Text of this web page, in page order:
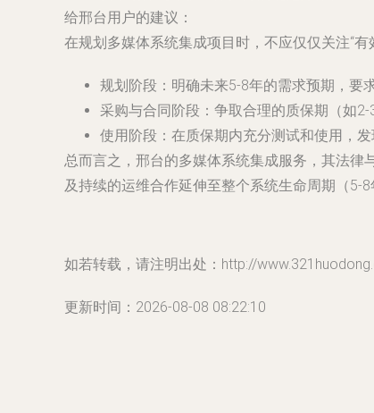
给邢台用户的建议 ：
在规划多媒体系统集成项目时，不应仅仅关注“
规划阶段 ：明确未来5-8年的需求预期，要
采购与合同阶段 ：争取合理的质保期（如
使用阶段 ：在质保期内充分测试和使用，
总而言之，邢台的多媒体系统集成服务，其法律
及持续的运维合作延伸至整个系统生命周期（5-
如若转载，请注明出处：http://
更新时间：2026-08-08 08:22:10